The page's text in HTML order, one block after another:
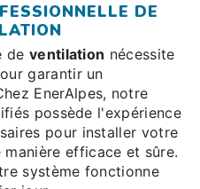
DE
de ventilation nécessite
garantir un
EnerAlpes, notre
possède l'expérience
pour installer votre
manière efficace et sûre.
système fonctionne